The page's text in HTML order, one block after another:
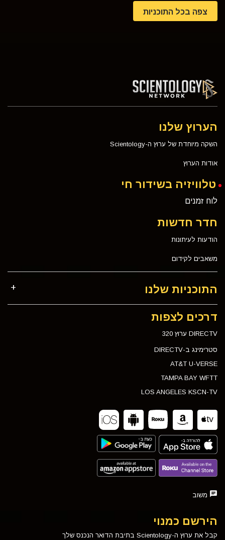
צפה בכל התוכניות
הערוץ שלנו
השקה מיוחדת של ערוץ ה-Scientology
אודות הערוץ
טלוויזיה בשידור חי
לוח זמנים
חדר חדשות
הודעות לעיתונות
משאבים לקידום
התוכניות שלנו
דרכים לצפות
DIRECTV ערוץ 320
סטרימינג ב-DIRECTV
AT&T U-VERSE
TAMPA BAY WFTT
LOS ANGELES KSCN-TV
משוב
הירשם כמנוי
קבל את ערוץ ה-Scientology בתיבת הדואר הנכנס שלך